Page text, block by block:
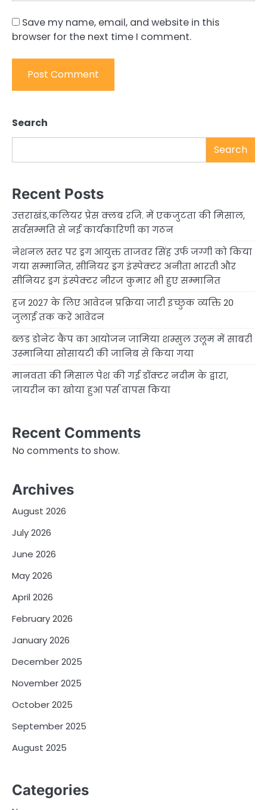
Save my name, email, and website in this
browser for the next time I comment.
Search
Search
Recent Posts
उत्तराखंड,कलियर प्रेस क्लब रजि. में एकजुटता की मिसाल,
सर्वसम्मति से नई कार्यकारिणी का गठन
नेशनल स्तर पर ड्रग आयुक्त ताजवर सिंह उर्फ जग्गी को किया
गया सम्मानित, सीनियर ड्रग इंस्पेक्टर अनीता भारती और
सीनियर ड्रग इंस्पेक्टर नीरज कुमार भी हुए सम्मानित
हज 2027 के लिए आवेदन प्रक्रिया जारी इच्छुक व्यक्ति 20
जुलाई तक करें आवेदन
ब्लड डोनेट कैंप का आयोजन जामिया शम्सुल उलूम में साबरी
उस्मानिया सोसायटी की जानिब से किया गया
मानवता की मिसाल पेश की गई डॉक्टर नदीम के द्वारा,
ज़ायरीन का खोया हुआ पर्स वापस किया
Recent Comments
No comments to show.
Archives
August 2026
July 2026
June 2026
May 2026
April 2026
February 2026
January 2026
December 2025
November 2025
October 2025
September 2025
August 2025
Categories